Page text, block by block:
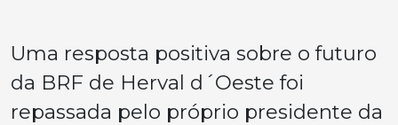
Uma resposta positiva sobre o futuro
da BRF de Herval d´Oeste foi
repassada pelo próprio presidente da